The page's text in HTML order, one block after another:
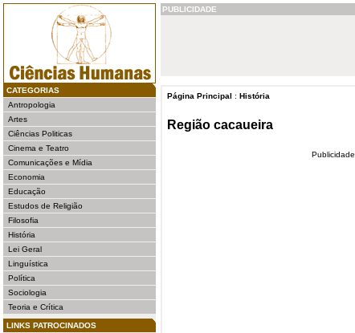
CATEGORIAS
Antropologia
Artes
Ciências Politicas
Cinema e Teatro
Comunicações e Mídia
Economia
Educação
Estudos de Religião
Filosofia
História
Lei Geral
Linguística
Política
Sociologia
Teoria e Crítica
LINKS PATROCINADOS
PUBLICIDADE
Página Principal : História
Região cacaueira
Publicidade